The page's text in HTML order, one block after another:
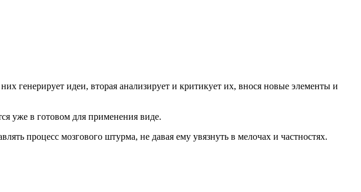
генерирует идеи, вторая анализирует и критикует их, внося новые элементы и
уже в готовом для применения виде.
процесс мозгового штурма, не давая ему увязнуть в мелочах и частностях.